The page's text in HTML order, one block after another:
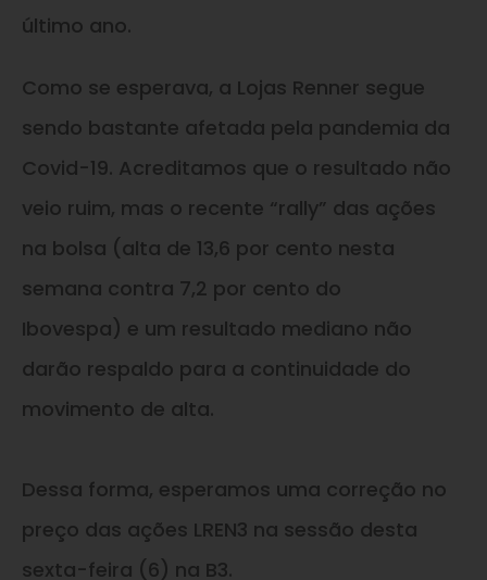
último ano.
Como se esperava, a Lojas Renner segue
sendo bastante afetada pela pandemia da
Covid-19. Acreditamos que o resultado não
veio ruim, mas o recente “rally” das ações
na bolsa (alta de 13,6 por cento nesta
semana contra 7,2 por cento do
Ibovespa) e um resultado mediano não
darão respaldo para a continuidade do
movimento de alta.
Dessa forma, esperamos uma correção no
preço das ações LREN3 na sessão desta
sexta-feira (6) na B3.